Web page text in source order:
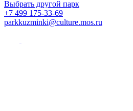
Выбрать другой парк
+7 499 175-33-69
parkkuzminki@culture.mos.ru